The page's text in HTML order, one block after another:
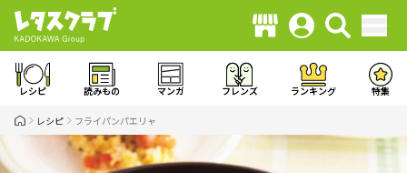
レシピ 読みもの マンガ フレンズ ランキング 特集
レシピ フライパンパエリャ